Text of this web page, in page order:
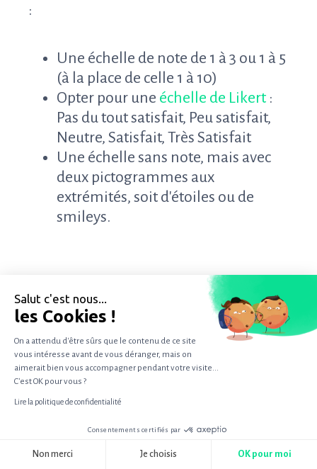
:
Une échelle de note de 1 à 3 ou 1 à 5
(à la place de celle 1 à 10)
Opter pour une échelle de Likert :
Pas du tout satisfait, Peu satisfait,
Neutre, Satisfait, Très Satisfait
Une échelle sans note, mais avec
deux pictogrammes aux
extrémités, soit d'étoiles ou de
smileys.
Support
Questionnaire CSAT (blog)
Échelle de Likert
Salut c'est nous...
les Cookies !
On a attendu d'être sûrs que le contenu de ce site
vous intéresse avant de vous déranger, mais on
aimerait bien vous accompagner pendant votre visite...
C'est OK pour vous ?
Lire la politique de confidentialité
Consentements certifiés par
Non merci Je choisis OK pour moi